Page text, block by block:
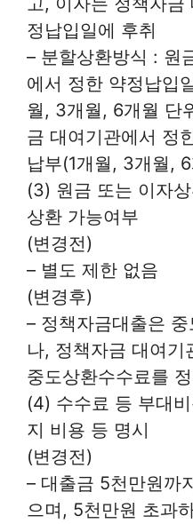
정납입일에 후취
– 분할상환방식 : 원
에서 정한 약정납입
월, 3개월, 6개월 단
금 대여기관에서 정
납부(1개월, 3개월,
(3) 원금 또는 이자
상환 가능여부
(변경전)
– 별도 제한 없음
(변경후)
– 정책자금대출은
나, 정책자금 대여기
중도상환수수료를
(4) 수수료 등 부대
지 비용 등 명시
(변경전)
– 대출금 5천만원까
으며, 5천만원 초과